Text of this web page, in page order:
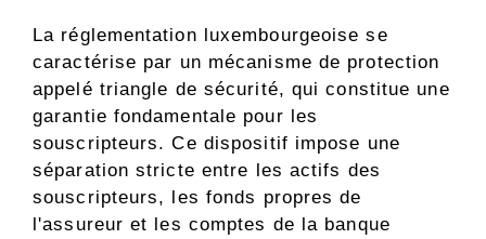
La réglementation luxembourgeoise se
caractérise par un mécanisme de protection
appelé triangle de sécurité, qui constitue une
garantie fondamentale pour les
souscripteurs. Ce dispositif impose une
séparation stricte entre les actifs des
souscripteurs, les fonds propres de
l'assureur et les comptes de la banque